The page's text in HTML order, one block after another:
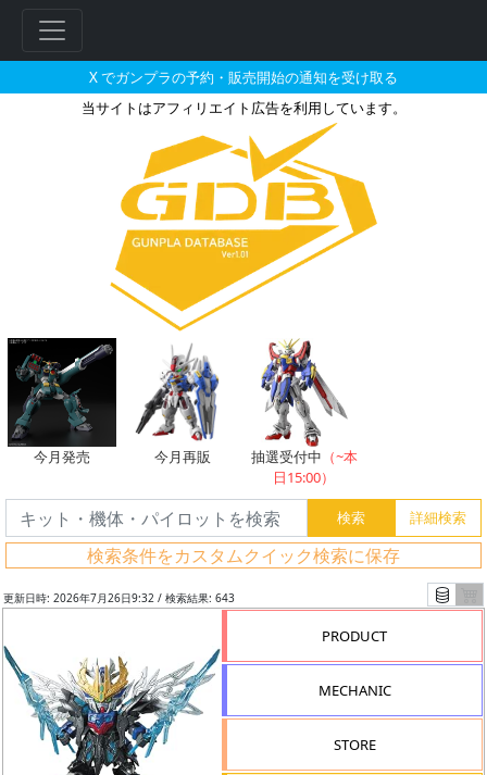
X でガンプラの予約・販売開始の通知を受け取る
当サイトはアフィリエイト広告を利用しています。
SD 三国創傑伝 曹操ウイングガ
今月発売 今月再販 抽選受付中 （~本
日15:00）
検索条件をカスタムクイック検索に保存
更新日時: 2026年7月26日9:32 / 検索結果: 643
PRODUCT
MECHANIC
STORE